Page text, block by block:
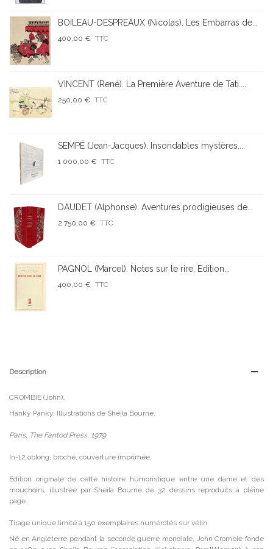
BOILEAU-DESPREAUX (Nicolas). Les Embarras de...
400,00 € TTC
VINCENT (René). La Première Aventure de Tati....
250,00 € TTC
SEMPÉ (Jean-Jacques). Insondables mystères....
1 000,00 € TTC
DAUDET (Alphonse). Aventures prodigieuses de...
2 750,00 € TTC
PAGNOL (Marcel). Notes sur le rire. Edition...
400,00 € TTC
Description
CROMBIE (John).
Hanky Panky. Illustrations de Sheila Bourne.
Paris, The Fantod Press, 1979.
In-12 oblong, broché, couverture imprimée.
Edition originale de cette histoire humoristique entre une dame et des
mouchoirs, illustrée par Sheila Bourne de 32 dessins reproduits à pleine
page.
Tirage unique limité à 150 exemplaires numérotés sur vélin.
Né en Angleterre pendant la seconde guerre mondiale, John Crombie fonde